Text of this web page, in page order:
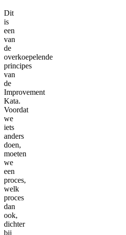
Dit
is
een
van
de
overkoepelende
principes
van
de
Improvement
Kata.
Voordat
we
iets
anders
doen,
moeten
we
een
proces,
welk
proces
dan
ook,
dichter
bij